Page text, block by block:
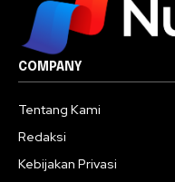
COMPANY
Tentang Kami
Redaksi
Kebijakan Privasi